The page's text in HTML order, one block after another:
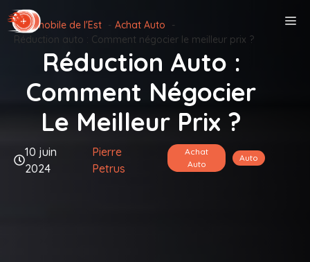
Aller
au
contenu
Automobile de l'Est
Achat Auto
Réduction auto : Comment négocier le meilleur prix ?
Réduction Auto :
Comment Négocier
Le Meilleur Prix ?
10 juin
2024
Pierre
Petrus
Achat
Auto
Auto